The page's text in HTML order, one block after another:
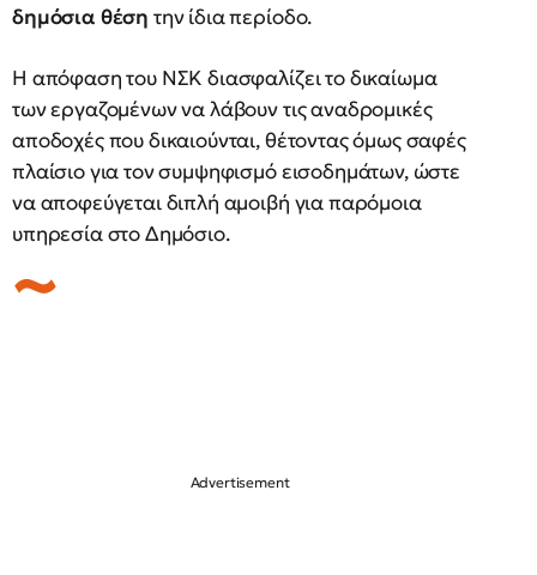
δημόσια θέση την ίδια περίοδο.
Η απόφαση του ΝΣΚ διασφαλίζει το δικαίωμα
των εργαζομένων να λάβουν τις αναδρομικές
αποδοχές που δικαιούνται, θέτοντας όμως σαφές
πλαίσιο για τον συμψηφισμό εισοδημάτων, ώστε
να αποφεύγεται διπλή αμοιβή για παρόμοια
υπηρεσία στο Δημόσιο.